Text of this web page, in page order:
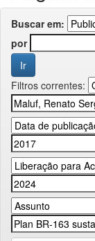
Buscar em:
por
Filtros correntes: